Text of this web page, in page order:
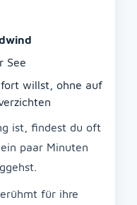
See
willst, ohne auf
ist, findest du oft
paar Minuten
für ihre